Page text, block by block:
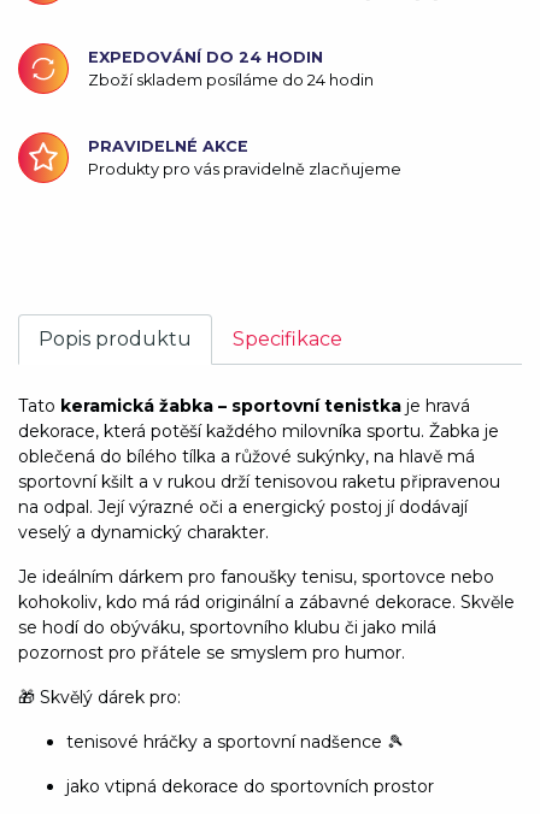
EXPEDOVÁNÍ DO 24 HODIN
Zboží skladem posíláme do 24 hodin
PRAVIDELNÉ AKCE
Produkty pro vás pravidelně zlacňujeme
Popis produktu Specifikace
Tato keramická žabka – sportovní tenistka je hravá
dekorace, která potěší každého milovníka sportu. Žabka je
oblečená do bílého tílka a růžové sukýnky, na hlavě má
sportovní kšilt a v rukou drží tenisovou raketu připravenou
na odpal. Její výrazné oči a energický postoj jí dodávají
veselý a dynamický charakter.
Je ideálním dárkem pro fanoušky tenisu, sportovce nebo
kohokoliv, kdo má rád originální a zábavné dekorace. Skvěle
se hodí do obýváku, sportovního klubu či jako milá
pozornost pro přátele se smyslem pro humor.
🎁 Skvělý dárek pro:
tenisové hráčky a sportovní nadšence 🎾
jako vtipná dekorace do sportovních prostor